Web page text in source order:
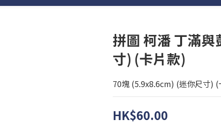
拼圖 柯潘 丁滿與
寸) (卡片款)
70塊 (5.9x8.6cm) (迷你尺寸) (
HK$60.00